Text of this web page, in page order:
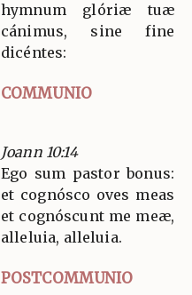
hymnum glóriæ tuæ
cánimus, sine fine
dicéntes:
COMMUNIO
Joann 10:14
Ego sum pastor bonus:
et cognósco oves meas
et cognóscunt me meæ,
alleluia, alleluia.
POSTCOMMUNIO